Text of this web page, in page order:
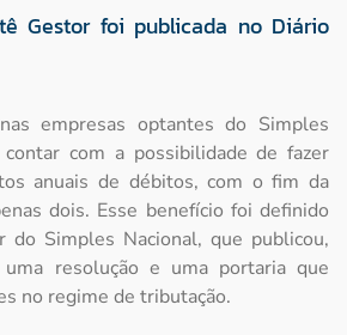
Gestor foi publicada no Diário
empresas optantes do Simples
contar com a possibilidade de fazer
anuais de débitos, com o fim da
dois. Esse benefício foi definido
do Simples Nacional, que publicou,
resolução e uma portaria que
no regime de tributação.